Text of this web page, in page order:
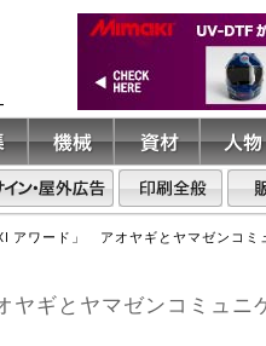
アワード」 アオヤギとヤマゼンコ
ギとヤマゼンコミュニ